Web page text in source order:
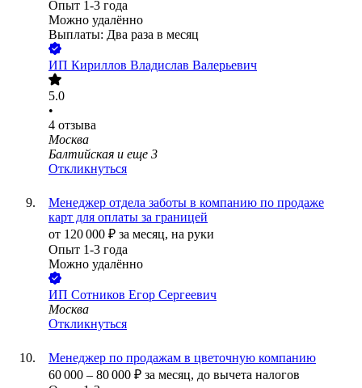
Опыт 1-3 года
Можно удалённо
Выплаты: Два раза в месяц
ИП Кириллов Владислав Валерьевич
5.0
•
4 отзыва
Москва
Балтийская и еще 3
Откликнуться
Менеджер отдела заботы в компанию по продаже
карт для оплаты за границей
от 120 000 ₽ за месяц, на руки
Опыт 1-3 года
Можно удалённо
ИП Сотников Егор Сергеевич
Москва
Откликнуться
Менеджер по продажам в цветочную компанию
60 000 – 80 000 ₽ за месяц, до вычета налогов